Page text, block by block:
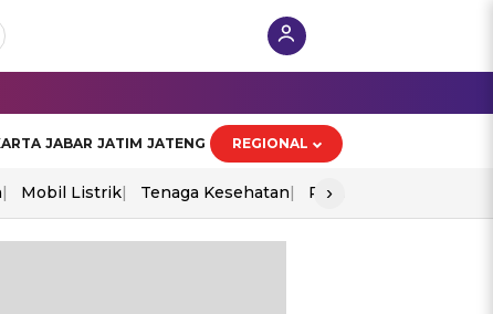
JABAR JATIM JATENG REGIONAL
Mobil Listrik Tenaga Kesehatan Perang As-Iran
›